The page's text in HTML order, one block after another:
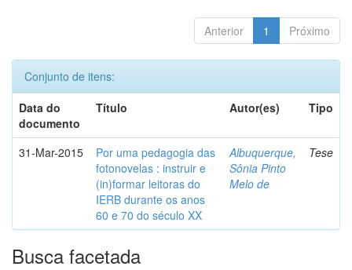
Anterior 1 Próximo
Conjunto de itens:
Data do
documento
Título Autor(es) Tipo
31-Mar-2015
Por uma pedagogia das
fotonovelas : instruir e
(in)formar leitoras do
IERB durante os anos
60 e 70 do século XX
Albuquerque,
Sônia Pinto
Melo de
Tese
Busca facetada